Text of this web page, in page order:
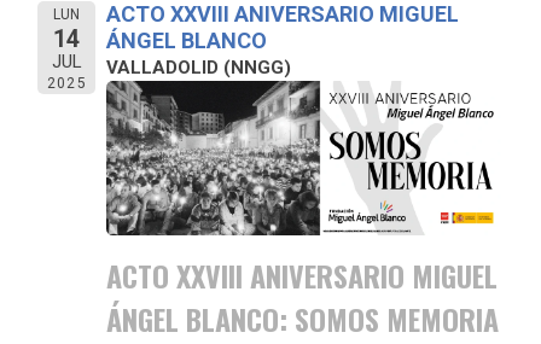
LUN
14
JUL
2025
ACTO XXVIII ANIVERSARIO MIGUEL
ÁNGEL BLANCO
VALLADOLID (NNGG)
ACTO XXVIII ANIVERSARIO MIGUEL
ÁNGEL BLANCO: SOMOS MEMORIA